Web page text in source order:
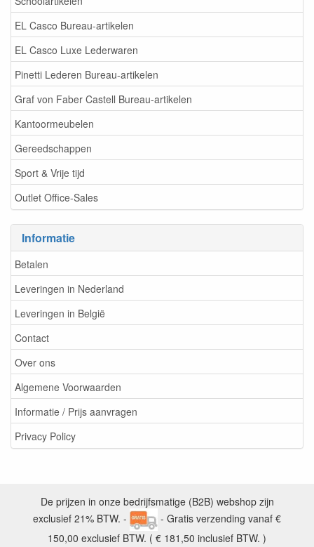
EL Casco Bureau-artikelen
EL Casco Luxe Lederwaren
Pinetti Lederen Bureau-artikelen
Graf von Faber Castell Bureau-artikelen
Kantoormeubelen
Gereedschappen
Sport & Vrije tijd
Outlet Office-Sales
Informatie
Betalen
Leveringen in Nederland
Leveringen in België
Contact
Over ons
Algemene Voorwaarden
Informatie / Prijs aanvragen
Privacy Policy
De prijzen in onze bedrijfsmatige (B2B) webshop zijn
exclusief 21% BTW. -
- Gratis verzending vanaf €
150,00 exclusief BTW. ( € 181,50 inclusief BTW. )